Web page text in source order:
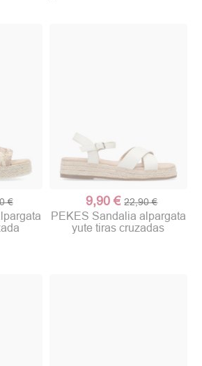
€ 9,90 € 22,90 €
PEKES Sandalia alpargata
yute tiras cruzadas